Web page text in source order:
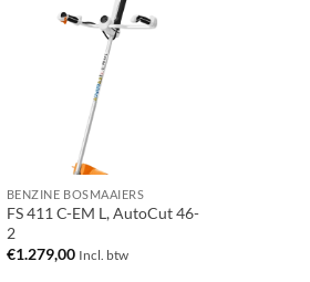
BENZINE BOSMAAIERS
FS 411 C-EM L, AutoCut 46-
2
€1.279,00 Incl. btw